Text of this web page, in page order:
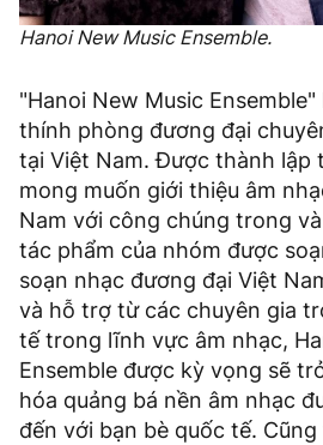
Hanoi New Music Ensemble.
"Hanoi New Music
thính phòng đương đại
tại Việt Nam. Được thành lập
mong muốn giới thiệu âm
Nam với công chúng trong
tác phẩm của nhóm được
soạn nhạc đương đại Việt
và hỗ trợ từ các chuyên gia
tế trong lĩnh vực âm nhạc,
Ensemble được kỳ vọng sẽ
hóa quảng bá nền âm nhạc
đến với bạn bè quốc tế.